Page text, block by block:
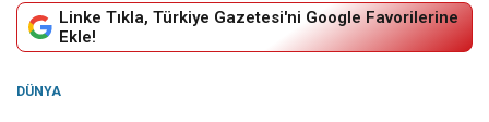
Linke Tıkla, Türkiye Gazetesi'ni Google Favorilerine
Ekle!
DÜNYA